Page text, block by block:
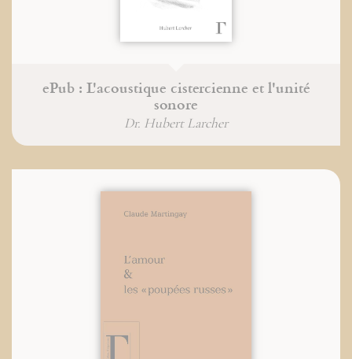
ePub : L'acoustique cistercienne et l'unité
sonore
Dr. Hubert Larcher